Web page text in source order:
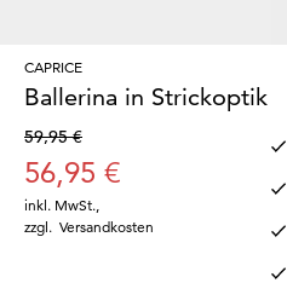
CAPRICE
Ballerina in Strickoptik
59,95 €
56,95 €
inkl. MwSt.
zzgl. Versandkosten